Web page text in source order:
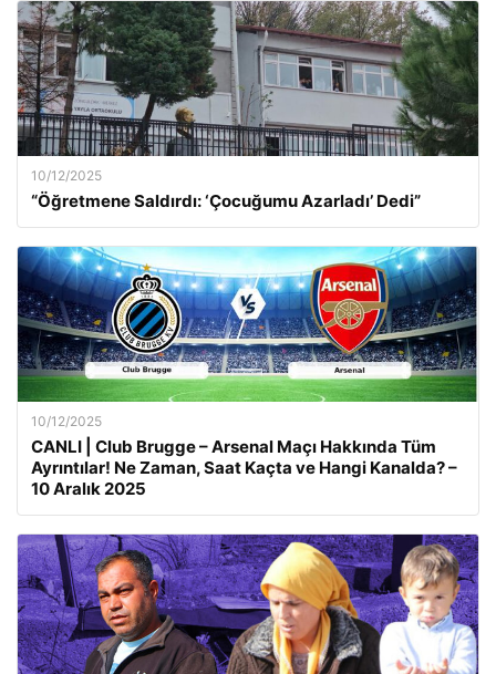
10/12/2025
“Öğretmene Saldırdı: ‘Çocuğumu Azarladı’ Dedi”
10/12/2025
CANLI | Club Brugge – Arsenal Maçı Hakkında Tüm
Ayrıntılar! Ne Zaman, Saat Kaçta ve Hangi Kanalda? –
10 Aralık 2025